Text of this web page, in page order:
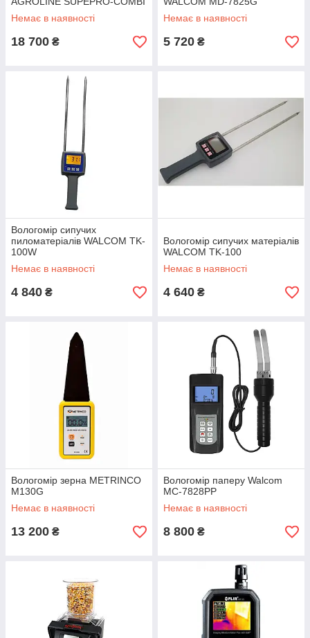
Немає в наявності
18 700 ₴
Немає в наявності
5 720 ₴
Вологомір сипучих
пиломатеріалів WALCOM TK-
100W
Немає в наявності
4 840 ₴
Вологомір сипучих матеріалів
WALCOM TK-100
Немає в наявності
4 640 ₴
Вологомір зерна METRINCO
M130G
Немає в наявності
13 200 ₴
Вологомір паперу Walcom
MC-7828PP
Немає в наявності
8 800 ₴